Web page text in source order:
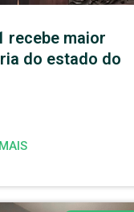
recebe maior
do estado do